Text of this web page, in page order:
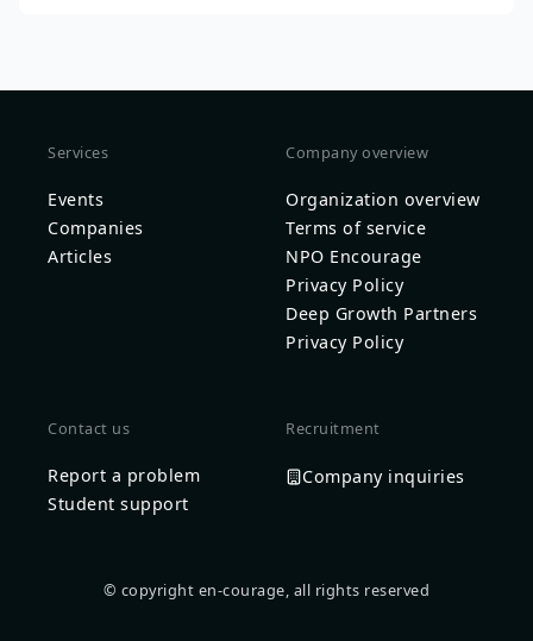
Services
Events
Companies
Articles
Company overview
Organization overview
Terms of service
NPO Encourage
Privacy Policy
Deep Growth Partners
Privacy Policy
Contact us
Report a problem
Student support
Recruitment
Company inquiries
© copyright en-courage, all rights reserved